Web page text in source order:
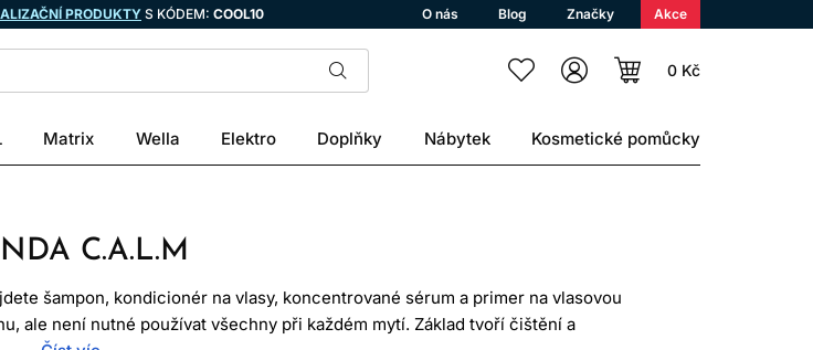
PRODUKTYS KÓDEM: COOL10 O nás Blog Značky Akce
0 Kč
Matrix Wella Elektro Doplňky Nábytek Kosmetické pomůcky
C.A.L.M
šampon, kondicionér na vlasy, koncentrované sérum a primer na vlasovou
ale není nutné používat všechny při každém mytí. Základ tvoří čištění a